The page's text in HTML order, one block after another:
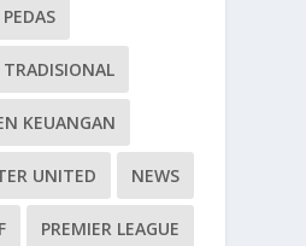
KEUANGAN
UNITED NEWS
PREMIER LEAGUE